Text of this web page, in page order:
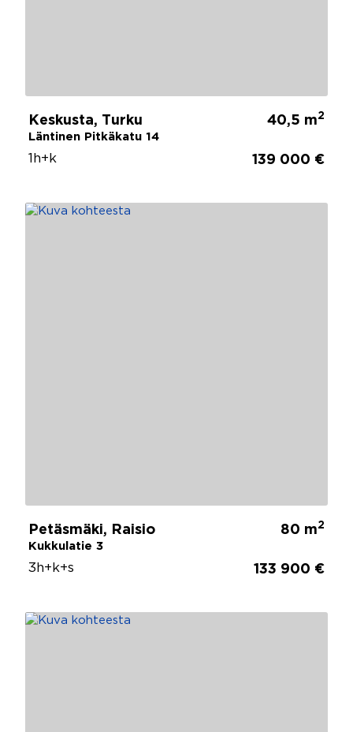
Keskusta, Turku
Läntinen Pitkäkatu 14
40,5 m2
1h+k 139 000 €
Petäsmäki, Raisio
Kukkulatie 3
80 m2
3h+k+s 133 900 €